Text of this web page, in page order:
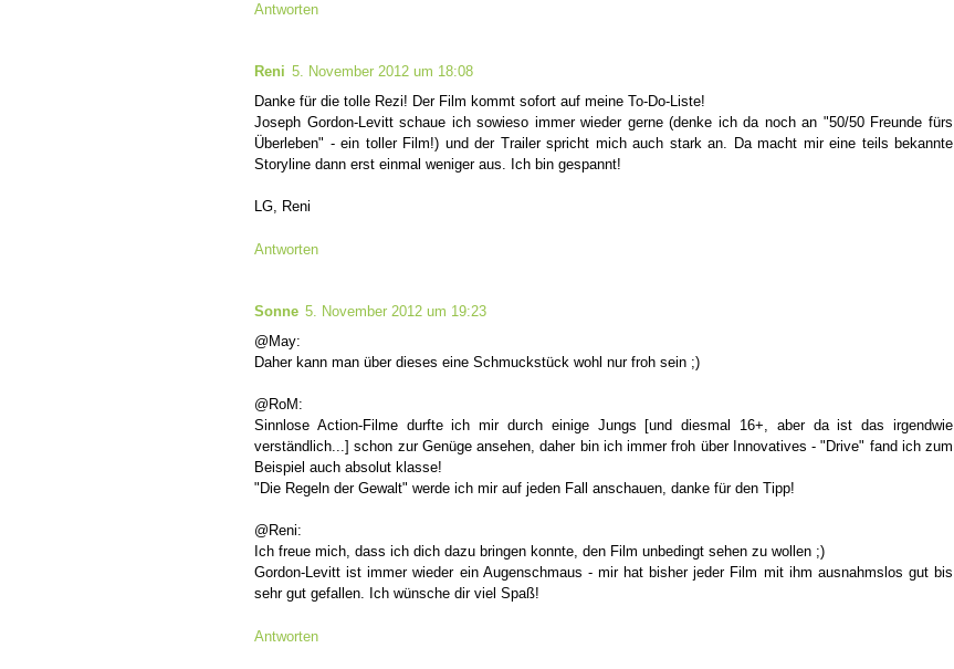
Antworten
Reni 5. November 2012 um 18:08
Danke für die tolle Rezi! Der Film kommt sofort auf meine To-Do-Liste!
Joseph Gordon-Levitt schaue ich sowieso immer wieder gerne (denke ich da noch an "50/50 Freunde fürs
Überleben" - ein toller Film!) und der Trailer spricht mich auch stark an. Da macht mir eine teils bekannte
Storyline dann erst einmal weniger aus. Ich bin gespannt!
LG, Reni
Antworten
Sonne 5. November 2012 um 19:23
@May:
Daher kann man über dieses eine Schmuckstück wohl nur froh sein ;)
@RoM:
Sinnlose Action-Filme durfte ich mir durch einige Jungs [und diesmal 16+, aber da ist das irgendwie
verständlich...] schon zur Genüge ansehen, daher bin ich immer froh über Innovatives - "Drive" fand ich zum
Beispiel auch absolut klasse!
"Die Regeln der Gewalt" werde ich mir auf jeden Fall anschauen, danke für den Tipp!
@Reni:
Ich freue mich, dass ich dich dazu bringen konnte, den Film unbedingt sehen zu wollen ;)
Gordon-Levitt ist immer wieder ein Augenschmaus - mir hat bisher jeder Film mit ihm ausnahmslos gut bis
sehr gut gefallen. Ich wünsche dir viel Spaß!
Antworten